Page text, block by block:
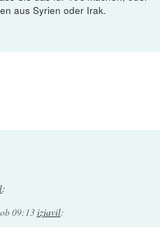
aus Syrien oder Irak.
:
09:13izjavil: